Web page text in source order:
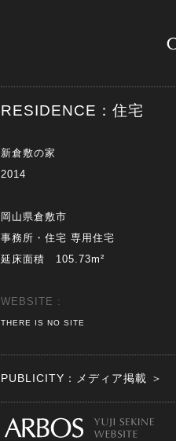
RESIDENCE：住宅
新倉敷の家
2014
岡山県倉敷市
事務所・住宅 専用住宅
延床面積 105.73m²
WEBSITE :
THERE IS NO SITE
PUBLICITY：メディア掲載 ＞